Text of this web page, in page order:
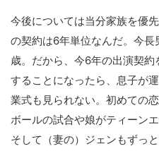
今後については当分家族を優
の契約は6年単位なんだ。今
歳。だから、今6年の出演契
することになったら、息子が
業式も見られない。初めての
ボールの試合や娘がティーン
そして（妻の）ジェンもずっ